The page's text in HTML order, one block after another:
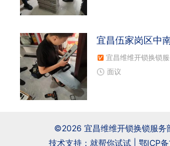
宜昌伍家岗区中
宜昌维维开锁换锁
面议
©2026 宜昌维维开锁换锁服务
技术支持：就帮你试试 | 鄂ICP